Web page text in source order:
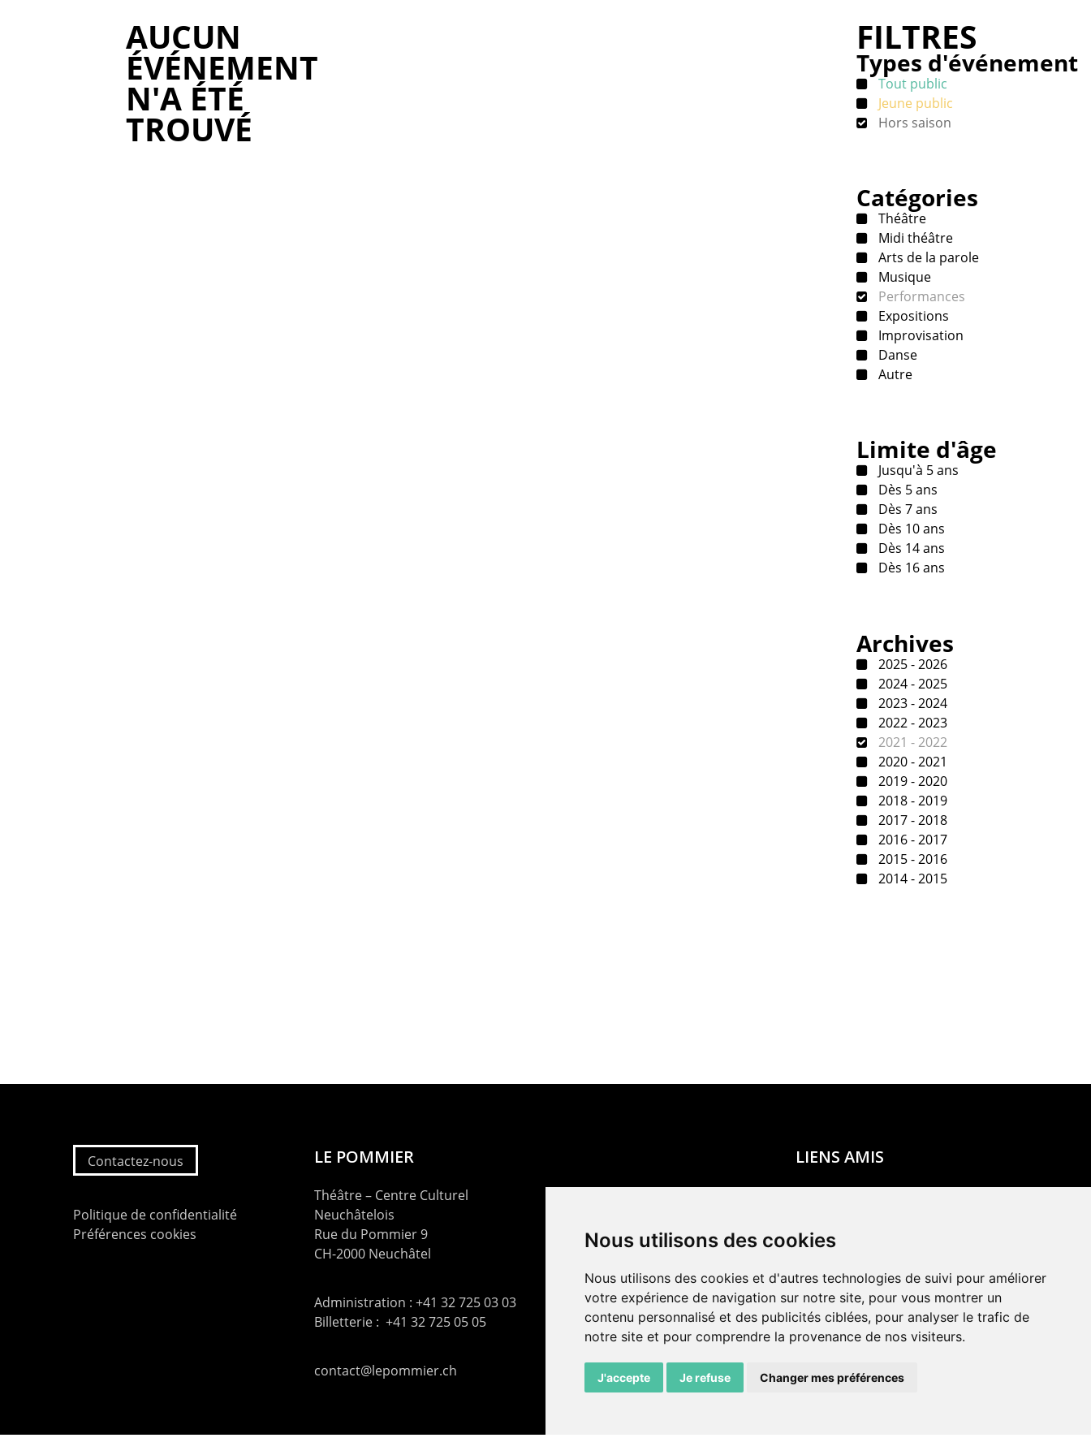
Nous utilisons des cookies
Nous utilisons des cookies et d'autres technologies de suivi pour améliorer
votre expérience de navigation sur notre site, pour vous montrer un
contenu personnalisé et des publicités ciblées, pour analyser le trafic de
notre site et pour comprendre la provenance de nos visiteurs.
J'accepte Je refuse Changer mes préférences
AUCUN
ÉVÉNEMENT
N'A ÉTÉ
TROUVÉ
FILTRES
Types d'événement
Tout public
Jeune public
Hors saison
Catégories
Théâtre
Midi théâtre
Arts de la parole
Musique
Performances
Expositions
Improvisation
Danse
Autre
Limite d'âge
Jusqu'à 5 ans
Dès 5 ans
Dès 7 ans
Dès 10 ans
Dès 14 ans
Dès 16 ans
Archives
2025 - 2026
2024 - 2025
2023 - 2024
2022 - 2023
2021 - 2022
2020 - 2021
2019 - 2020
2018 - 2019
2017 - 2018
2016 - 2017
2015 - 2016
2014 - 2015
Contactez-nous
Politique de confidentialité
Préférences cookies
LE POMMIER
Théâtre – Centre Culturel
Neuchâtelois
Rue du Pommier 9
CH-2000 Neuchâtel
Administration : +41 32 725 03 03
Billetterie : +41 32 725 05 05
contact@lepommier.ch
LIENS AMIS